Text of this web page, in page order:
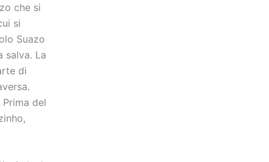
che si
si
Suazo
salva. La
di
del